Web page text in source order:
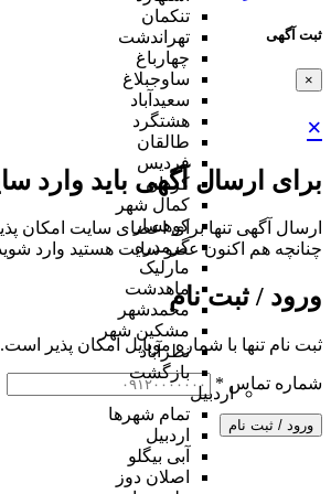
ثبت آگهی
×
×
برای ارسال آگهی باید وارد
ارسال آگهی تنها برای اعضای سایت امکان
چنانچه هم‌ اکنون عضو سایت هستید وارد
ورود / ثبت نام
ثبت نام تنها با شماره موبایل امکان پذیر است.
شماره تماس *
ورود / ثبت نام
تنکمان
تهراندشت
چهارباغ
ساوجبلاغ
سعیدآباد
هشتگرد
طالقان
فردیس
کردان
کمال شهر
کوهسار
گرمدره
مارلیک
ماهدشت
محمدشهر
مشکین شهر
نظرآباد
بازگشت
اردبیل
تمام شهر‌ها
اردبیل
آبی بیگلو
اصلان دوز